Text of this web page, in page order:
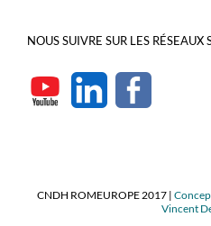
NOUS SUIVRE SUR LES RÉSEAUX
CNDH ROMEUROPE 2017 |
Vincent